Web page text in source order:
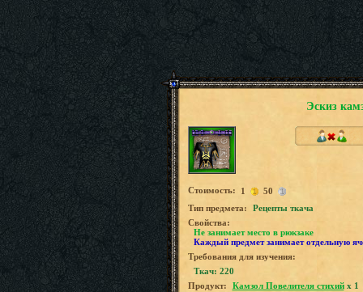
Эскиз
Стоимость: 1
50
Tип предмета:
Рецепты ткача
Свойства:
Не занимает место в рюкзаке
Каждый предмет занимает отдельную
Требования для изучения:
Ткач: 220
Продукт:
Камзол Повелителя стихийx 1